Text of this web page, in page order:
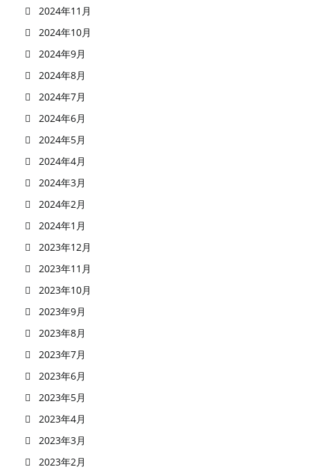
2024年11月
2024年10月
2024年9月
2024年8月
2024年7月
2024年6月
2024年5月
2024年4月
2024年3月
2024年2月
2024年1月
2023年12月
2023年11月
2023年10月
2023年9月
2023年8月
2023年7月
2023年6月
2023年5月
2023年4月
2023年3月
2023年2月